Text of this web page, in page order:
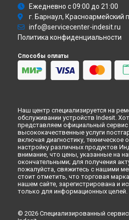
Ремонт стиральной машины PWC
Ремонт стиральной машины PWC
Новокузнецке
Ремонт стиральной машины PWC
Ремонт стиральной машины PWC
Набережных Челнах
Ремонт стиральной машины PWC
Ежедневно с 09:00 до 21:00
г. Барнаул, Красноармейский
info@servicecenter-indesit.ru
Политика конфиденциальности
Способы оплаты
Наш центр специализируется на
обслуживании устройств Indesit.
представляем официальный
высококачественные услуги
включая диагностику, техническое
настройку различных продуктов
внимание, что цены, указанные на
окончательными; для получения
пожалуйста, свяжитесь с нашими
стоит отметить, что торговая
нашем сайте, зарегистрирована и
только для информационных целей.
© 2026 Специализированный